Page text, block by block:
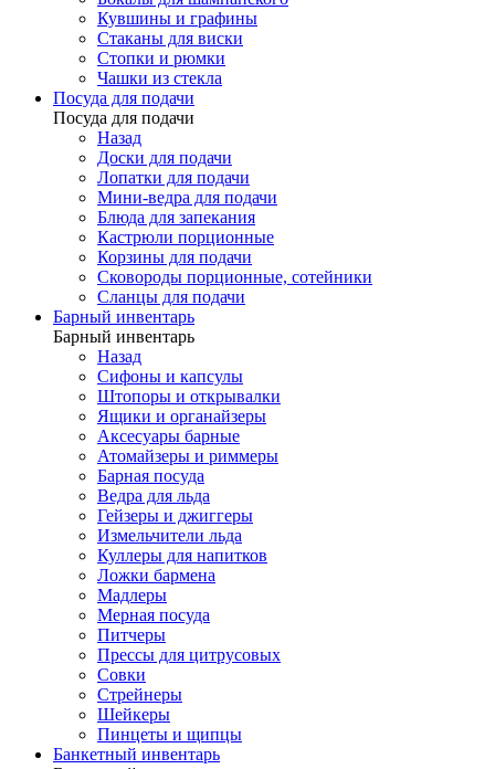
Кувшины и графины
Стаканы для виски
Стопки и рюмки
Чашки из стекла
Посуда для подачи
Посуда для подачи
Назад
Доски для подачи
Лопатки для подачи
Мини-ведра для подачи
Блюда для запекания
Кастрюли порционные
Корзины для подачи
Сковороды порционные, сотейники
Сланцы для подачи
Барный инвентарь
Барный инвентарь
Назад
Сифоны и капсулы
Штопоры и открывалки
Ящики и органайзеры
Аксесуары барные
Атомайзеры и риммеры
Барная посуда
Ведра для льда
Гейзеры и джиггеры
Измельчители льда
Куллеры для напитков
Ложки бармена
Мадлеры
Мерная посуда
Питчеры
Прессы для цитрусовых
Совки
Стрейнеры
Шейкеры
Пинцеты и щипцы
Банкетный инвентарь